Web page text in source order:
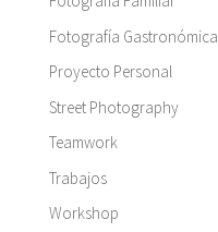
Fotografía Gastronómica
Proyecto Personal
Street Photography
Teamwork
Trabajos
Workshop